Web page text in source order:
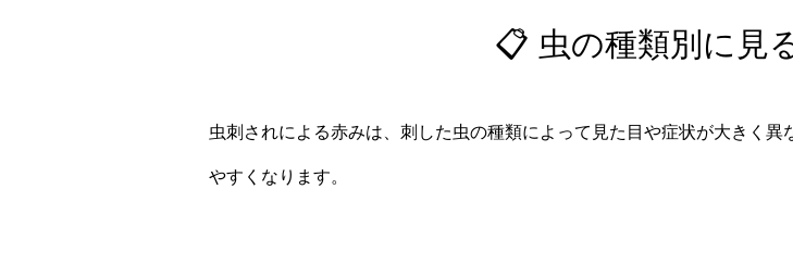
📋 虫の種類別に見
虫刺されによる赤みは、刺した虫の種類によって見た目や症状が大きく
やすくなります。